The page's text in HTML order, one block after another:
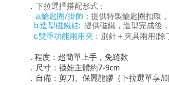
． 下拉選擇搭配形式：
a.鑰匙圈/掛飾 ： 提供特製鑰匙圈扣環
b.造型磁鐵娃: 提供磁鐵，造型完成後
c.雙重功能兩用夾 ： 別針＋夾具兩用(
． 程度：超簡單上手，免縫款
． 尺寸：襪娃主體約7-9cm
． 自備：剪刀、保麗龍膠 （下拉選單享